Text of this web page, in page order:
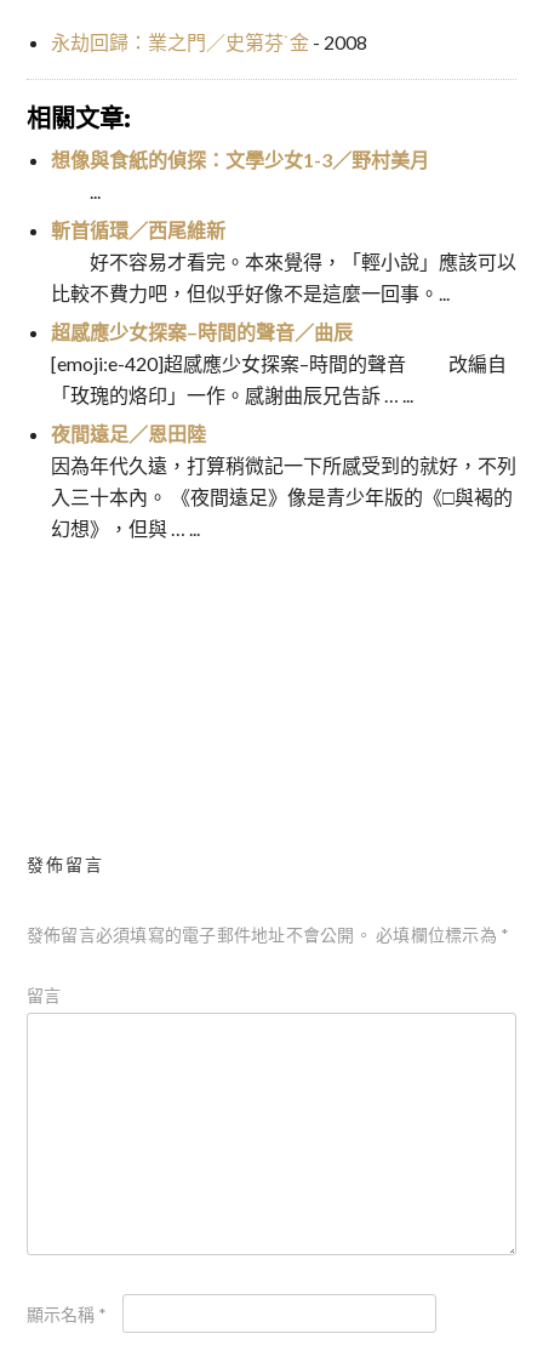
永劫回歸：業之門／史第芬˙金- 2008
相關文章:
想像與食紙的偵探：文學少女1-3／野村美月
...
斬首循環／西尾維新
好不容易才看完。本來覺得，「輕小說」應該可以
比較不費力吧，但似乎好像不是這麼一回事。...
超感應少女探案–時間的聲音／曲辰
[emoji:e-420]超感應少女探案–時間的聲音 改編自
「玫瑰的烙印」一作。感謝曲辰兄告訴 … ...
夜間遠足／恩田陸
因為年代久遠，打算稍微記一下所感受到的就好，不列
入三十本內。 《夜間遠足》像是青少年版的《□與褐的
幻想》，但與 … ...
發佈留言
發佈留言必須填寫的電子郵件地址不會公開。 必填欄位標示為 *
留言
顯示名稱 *